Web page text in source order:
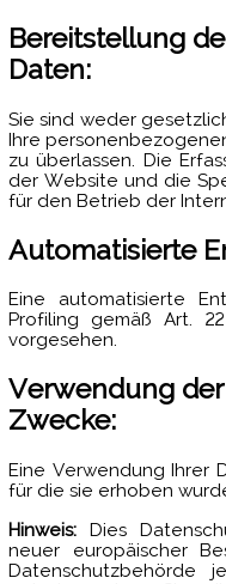
Bereitstellung
Daten:
Sie sind weder
Ihre
zu überlassen. Die
der Website und die
für den Betrieb der
Automatisierte
Eine automatisierte
Profiling gemäß Art.
vorgesehen.
Verwendung
Zwecke:
Eine Verwendung Ihrer
für die sie erhoben
Hinweis: Dies
neuer europäischer
Datenschutzbehörde